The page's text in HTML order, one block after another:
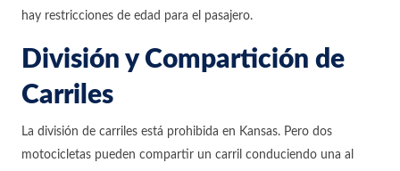
hay restricciones de edad para el pasajero.
División y Compartición de
Carriles
La división de carriles está prohibida en Kansas. Pero dos
motocicletas pueden compartir un carril conduciendo una al